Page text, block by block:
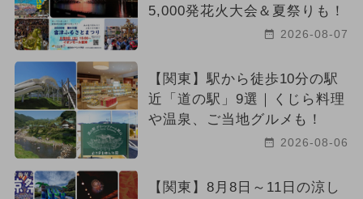
5,000発花火大会＆夏祭りも！
2026-08-07
【関東】駅から徒歩10分の駅
近「道の駅」9選｜くじら料理
や温泉、ご当地グルメも！
2026-08-06
【関東】8月8日～11日の涼し